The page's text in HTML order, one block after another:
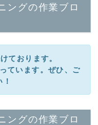
ングの作業ブロ
ております。
ています。ぜひ、ご
ングの作業ブロ